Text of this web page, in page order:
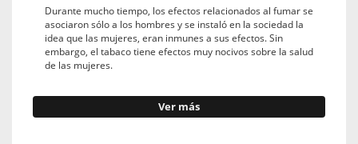
Durante mucho tiempo, los efectos relacionados al fumar se
asociaron sólo a los hombres y se instaló en la sociedad la
idea que las mujeres, eran inmunes a sus efectos. Sin
embargo, el tabaco tiene efectos muy nocivos sobre la salud
de las mujeres.
Ver más